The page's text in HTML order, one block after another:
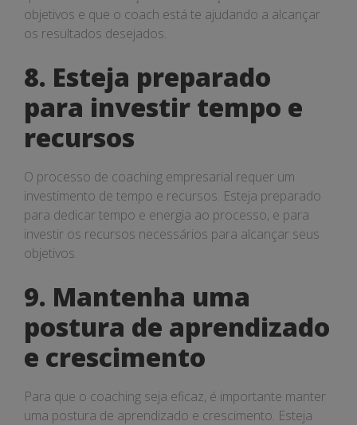
objetivos e que o coach está te ajudando a alcançar
os resultados desejados.
8. Esteja preparado
para investir tempo e
recursos
O processo de coaching empresarial requer um
investimento de tempo e recursos. Esteja preparado
para dedicar tempo e energia ao processo, e para
investir os recursos necessários para alcançar seus
objetivos.
9. Mantenha uma
postura de aprendizado
e crescimento
Para que o coaching seja eficaz, é importante manter
uma postura de aprendizado e crescimento. Esteja